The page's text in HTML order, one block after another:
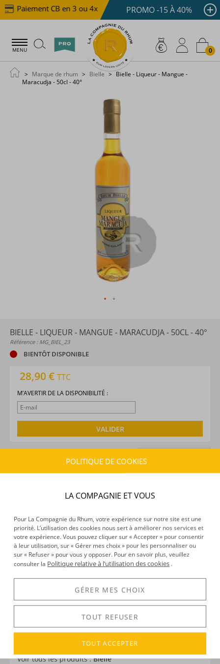
Paiement CB en 3 ou 4x dès 100 € Livraison offerte
PROMO -15 À 40%
MENU 0
Marque de rhum Bielle
Bielle - Liqueur - Mangue -
Maracudja - 50cl - 40°
BIELLE - LIQUEUR - MANGUE - MARACUDJA - 50CL - 40°
Référence : MG_BIEL_23
BIENTÔT DISPONIBLE
28,90 € TTC
M’AVERTIR DE LA DISPONIBILITÉ :
VALIDER
ma cagnotte en achetant ce produit
Entre le10/08/2026et le11/08/2026
CARACTÉRISTIQUES DU PRODUIT
Type d’alcool :Rhum agricole
Degré :40°
Voir tous les produits :Bielle
POLITIQUE DE COOKIES
LA COMPAGNIE ET VOUS
Pour La Compagnie du Rhum, votre expérience sur notre site est une
priorité. L’utilisation des cookies nous sert à améliorer nos services et
votre expérience. Vous pouvez cliquer sur « Accepter » pour consentir
à leur utilisation, sur « Gérer mes choix » pour les personnaliser ou
sur « Refuser » pour vous y opposer. Pour en savoir plus, veuillez
consulter la Politique relative à l’utilisation des cookies .
GÉRER MES CHOIX
TOUT REFUSER
TOUT ACCEPTER